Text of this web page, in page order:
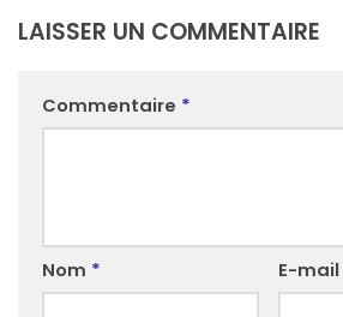
LAISSER UN COMMENTAIRE
Commentaire *
Nom * E-mail